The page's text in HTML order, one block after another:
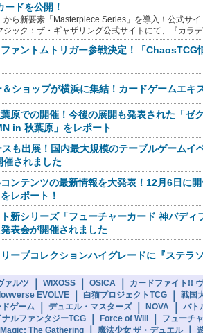
ードを公開！
から新要素「Masterpiece Series」を導入！公式サ
ジック：ザ・ギャザリング公式サイトにて、『カラ
ァントムトリガー参戦決定！「ChaosTCG
ショップが横浜に集結！カードゲームエキ
原での開催！今後の展開も発表された「ゼ
in 秋葉原」をレポート
も出展！国内最大規模のテーブルゲームイ
されました
ンテンツの最新情報を大発表！12月6日に
レポート！
新シリーズ「フューチャーカード 神バディ
表会が開催されました
ーブコレクションハイグレードに『ステラ
ァルツ WIXOSS OSICA カードファイト!!
EVOLVE 白猫プロジェクトTCG 戦国
ゲーム
デュエル・マスターズ NOVA バト
ナルファンタジーTCG Force of Will フューチ
Magic: The Gathering 魔法少女 ザ・デュエル